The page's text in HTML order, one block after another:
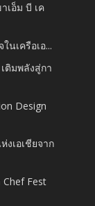
เอ็ม บี เค
นเครือเอ...
ติมพลังสู่กา
Design
งเอเชียจาก
Fest